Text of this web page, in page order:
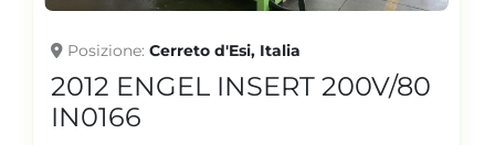
Posizione Cerreto d'Esi, Italia
2012 ENGEL INSERT 200V/80
IN0166